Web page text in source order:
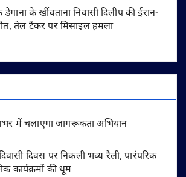
डेगाना के खींवताना निवासी दिलीप की ईरान-
तेल टैंकर पर मिसाइल हमला
में चलाएगा जागरूकता अभियान
दिवस पर निकली भव्य रैली, पारंपरिक
कार्यक्रमों की धूम